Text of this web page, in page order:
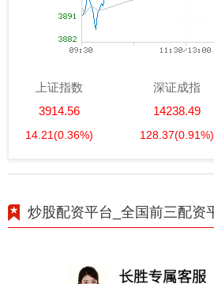
上证指数
3914.56
14.21(0.36%)
深证成指
14238.49
128.37(0.91%)
炒股配资平台_全国前三配资